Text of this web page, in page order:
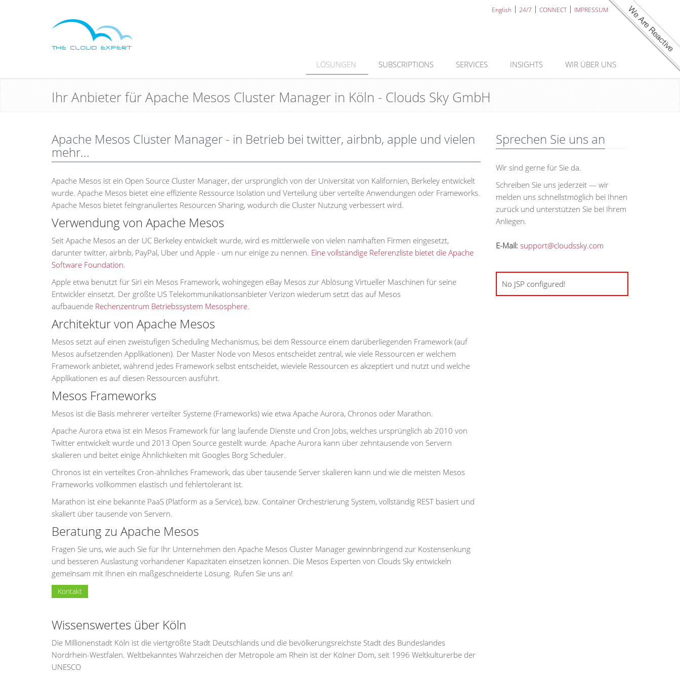
English 24/7 CONNECT IMPRESSUM
LÖSUNGEN SUBSCRIPTIONS SERVICES INSIGHTS WIR ÜBER UNS
Ihr Anbieter für Apache Mesos Cluster Manager in Köln - Clouds Sky GmbH
Apache Mesos Cluster Manager - in Betrieb bei twitter, airbnb, apple und vielen
mehr...
Apache Mesos ist ein Open Source Cluster Manager, der ursprünglich von der Universität von Kalifornien, Berkeley entwickelt
wurde. Apache Mesos bietet eine effiziente Ressource Isolation und Verteilung über verteilte Anwendungen oder Frameworks.
Apache Mesos bietet feingranuliertes Resourcen Sharing, wodurch die Cluster Nutzung verbessert wird.
Verwendung von Apache Mesos
Seit Apache Mesos an der UC Berkeley entwickelt wurde, wird es mittlerweile von vielen namhaften Firmen eingesetzt,
darunter twitter, airbnb, PayPal, Uber und Apple - um nur einige zu nennen. Eine vollständige Referenzliste bietet die Apache
Software Foundation.
Apple etwa benutzt für Siri ein Mesos Framework, wohingegen eBay Mesos zur Ablösung Virtueller Maschinen für seine
Entwickler einsetzt. Der größte US Telekommunikationsanbieter Verizon wiederum setzt das auf Mesos
aufbauende Rechenzentrum Betriebssystem Mesosphere.
Architektur von Apache Mesos
Mesos setzt auf einen zweistufigen Scheduling Mechanismus, bei dem Ressource einem darüberliegenden Framework (auf
Mesos aufsetzenden Applikationen). Der Master Node von Mesos entscheidet zentral, wie viele Ressourcen er welchem
Framework anbietet, während jedes Framework selbst entscheidet, wieviele Ressourcen es akzeptiert und nutzt und welche
Applikationen es auf diesen Ressourcen ausführt.
Mesos Frameworks
Mesos ist die Basis mehrerer verteilter Systeme (Frameworks) wie etwa Apache Aurora, Chronos oder Marathon.
Apache Aurora etwa ist ein Mesos Framework für lang laufende Dienste und Cron Jobs, welches ursprünglich ab 2010 von
Twitter entwickelt wurde und 2013 Open Source gestellt wurde. Apache Aurora kann über zehntausende von Servern
skalieren und beitet einige Ähnlichkeiten mit Googles Borg Scheduler.
Chronos ist ein verteiltes Cron-ähnliches Framework, das über tausende Server skalieren kann und wie die meisten Mesos
Frameworks vollkommen elastisch und fehlertolerant ist.
Marathon ist eine bekannte PaaS (Platform as a Service), bzw. Container Orchestrierung System, vollständig REST basiert und
skaliert über tausende von Servern.
Beratung zu Apache Mesos
Fragen Sie uns, wie auch Sie für Ihr Unternehmen den Apache Mesos Cluster Manager gewinnbringend zur Kostensenkung
und besseren Auslastung vorhandener Kapazitäten einsetzen können. Die Mesos Experten von Clouds Sky entwickeln
gemeinsam mit Ihnen ein maßgeschneiderte Lösung. Rufen Sie uns an!
Kontakt
Wissenswertes über Köln
Die Millionenstadt Köln ist die viertgrößte Stadt Deutschlands und die bevölkerungsreichste Stadt des Bundeslandes
Nordrhein-Westfalen. Weltbekanntes Wahrzeichen der Metropole am Rhein ist der Kölner Dom, seit 1996 Weltkulturerbe der
UNESCO
Sprechen Sie uns an
Wir sind gerne für Sie da.
Schreiben Sie uns jederzeit — wir
melden uns schnellstmöglich bei Ihnen
zurück und unterstützen Sie bei Ihrem
Anliegen.
E-Mail: support@cloudssky.com
No JSP configured!